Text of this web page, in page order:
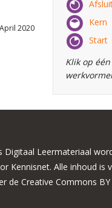
2020
Kern
Start
Klik op
Digitaal Leermateriaal
Kennisnet. Alle inhoud is
de Creative Commons BY